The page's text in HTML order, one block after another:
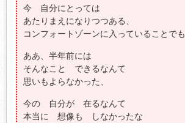
今 自分にとっては
あたりまえになりつつある、
コンフォートゾーンに入っていることでも
ああ、半年前には
そんなこと できるなんて
思いもよらなかった、
今の 自分が 在るなんて
本当に 想像も しなかったな